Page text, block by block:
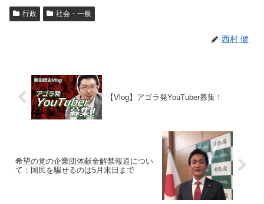
行政 社会・一般
西村 健
【Vlog】アゴラ発YouTuber募集！
希望の党の企業団体献金解禁報道につい
て：国民を騙せるのは5月末日まで